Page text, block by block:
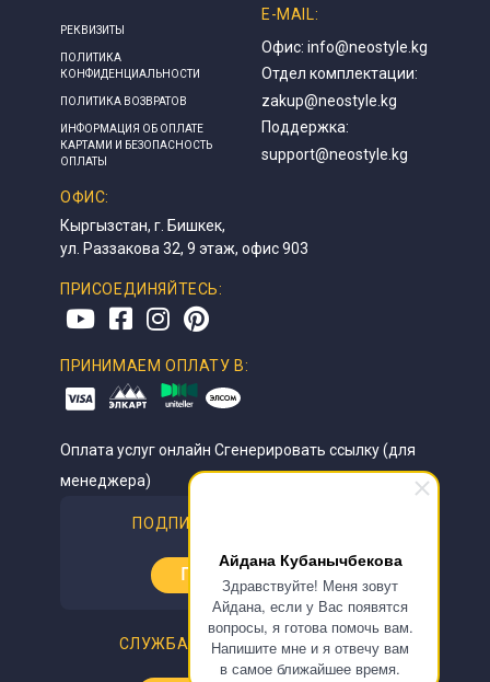
Айдана Кубанычбекова
Здравствуйте! Меня зовут
Айдана, если у Вас появятся
вопросы, я готова помочь вам.
Напишите мне и я отвечу вам
в самое ближайшее время.
РЕКВИЗИТЫ
ПОЛИТИКА
КОНФИДЕНЦИАЛЬНОСТИ
ПОЛИТИКА ВОЗВРАТОВ
ИНФОРМАЦИЯ ОБ ОПЛАТЕ
КАРТАМИ И БЕЗОПАСНОСТЬ
ОПЛАТЫ
E-MAIL:
Офис: info@neostyle.kg
Отдел комплектации:
zakup@neostyle.kg
Поддержка:
support@neostyle.kg
ОФИС:
Кыргызстан, г. Бишкек,
ул. Раззакова 32, 9 этаж, офис 903
ПРИСОЕДИНЯЙТЕСЬ:
ПРИНИМАЕМ ОПЛАТУ В:
Оплата услуг онлайн Сгенерировать ссылку (для
менеджера)
ПОДПИСАТЬСЯ НА НОВОСТИ
Подписаться
СЛУЖБА КОНТРОЛЯ КАЧЕСТВА: